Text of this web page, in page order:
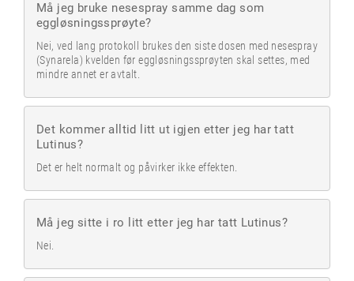
Må jeg bruke nesespray samme dag som
eggløsningssprøyte?
Nei, ved lang protokoll brukes den siste dosen med nesespray
(Synarela) kvelden før eggløsningssprøyten skal settes, med
mindre annet er avtalt.
Det kommer alltid litt ut igjen etter jeg har tatt
Lutinus?
Det er helt normalt og påvirker ikke effekten.
Må jeg sitte i ro litt etter jeg har tatt Lutinus?
Nei.